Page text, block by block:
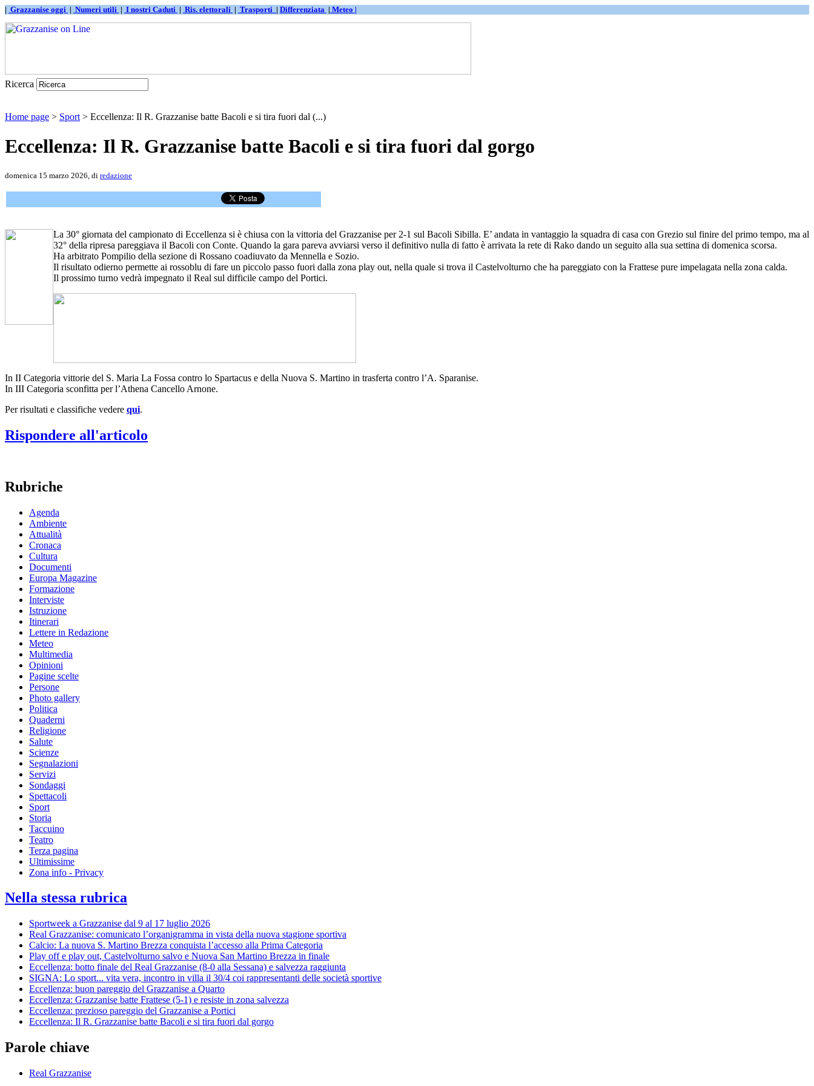
| Grazzanise oggi | Numeri utili | I nostri Caduti | Ris. elettorali | Trasporti | Differenziata | Meteo |
Ricerca
Home page > Sport > Eccellenza: Il R. Grazzanise batte Bacoli e si tira fuori dal (...)
Eccellenza: Il R. Grazzanise batte Bacoli e si tira fuori dal gorgo
domenica 15 marzo 2026, di redazione
La 30° giornata del campionato di Eccellenza si è chiusa con la vittoria del Grazzanise per 2-1 sul Bacoli Sibilla. E’ andata in vantaggio la squadra di casa con Grezio sul finire del primo tempo, ma al
32° della ripresa pareggiava il Bacoli con Conte. Quando la gara pareva avviarsi verso il definitivo nulla di fatto è arrivata la rete di Rako dando un seguito alla sua settina di domenica scorsa.
Ha arbitrato Pompilio della sezione di Rossano coadiuvato da Mennella e Sozio.
Il risultato odierno permette ai rossoblu di fare un piccolo passo fuori dalla zona play out, nella quale si trova il Castelvolturno che ha pareggiato con la Frattese pure impelagata nella zona calda.
Il prossimo turno vedrà impegnato il Real sul difficile campo del Portici.
In II Categoria vittorie del S. Maria La Fossa contro lo Spartacus e della Nuova S. Martino in trasferta contro l’A. Sparanise.
In III Categoria sconfitta per l’Athena Cancello Arnone.
Per risultati e classifiche vedere qui.
Rispondere all'articolo
Rubriche
Agenda
Ambiente
Attualità
Cronaca
Cultura
Documenti
Europa Magazine
Formazione
Interviste
Istruzione
Itinerari
Lettere in Redazione
Meteo
Multimedia
Opinioni
Pagine scelte
Persone
Photo gallery
Politica
Quaderni
Religione
Salute
Scienze
Segnalazioni
Servizi
Sondaggi
Spettacoli
Sport
Storia
Taccuino
Teatro
Terza pagina
Ultimissime
Zona info - Privacy
Nella stessa rubrica
Sportweek a Grazzanise dal 9 al 17 luglio 2026
Real Grazzanise: comunicato l’organigramma in vista della nuova stagione sportiva
Calcio: La nuova S. Martino Brezza conquista l’accesso alla Prima Categoria
Play off e play out, Castelvolturno salvo e Nuova San Martino Brezza in finale
Eccellenza: botto finale del Real Grazzanise (8-0 alla Sessana) e salvezza raggiunta
SIGNA: Lo sport... vita vera, incontro in villa il 30/4 coi rappresentanti delle società sportive
Eccellenza: buon pareggio del Grazzanise a Quarto
Eccellenza: Grazzanise batte Frattese (5-1) e resiste in zona salvezza
Eccellenza: prezioso pareggio del Grazzanise a Portici
Eccellenza: Il R. Grazzanise batte Bacoli e si tira fuori dal gorgo
Parole chiave
Real Grazzanise